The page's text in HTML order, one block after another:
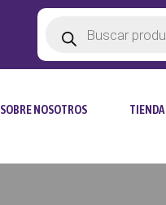
productos
SOBRE NOSOTROS TIENDA